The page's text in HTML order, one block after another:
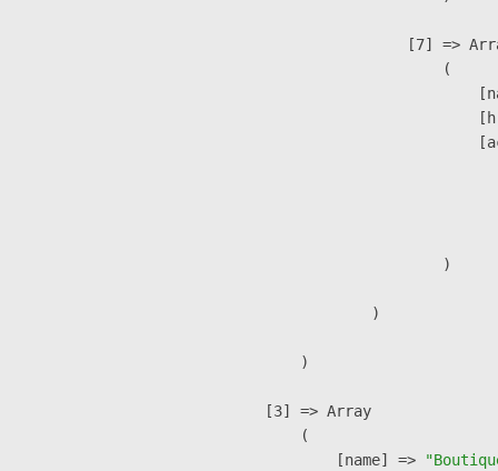
[7] =>
                        (
                        )
                )
        )
    [3] => Array
        (
            [name] =>